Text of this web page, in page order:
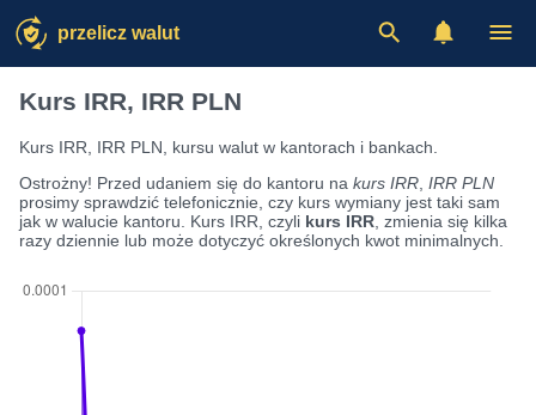
przelicz walut
Kurs IRR, IRR PLN
Kurs IRR, IRR PLN, kursu walut w kantorach i bankach.
Ostrożny! Przed udaniem się do kantoru na kurs IRR IRR PLN
prosimy sprawdzić telefonicznie, czy kurs wymiany jest taki sam
jak w walucie kantoru. Kurs IRR, czyli kurs IRR , zmienia się kilka
razy dziennie lub może dotyczyć określonych kwot minimalnych.